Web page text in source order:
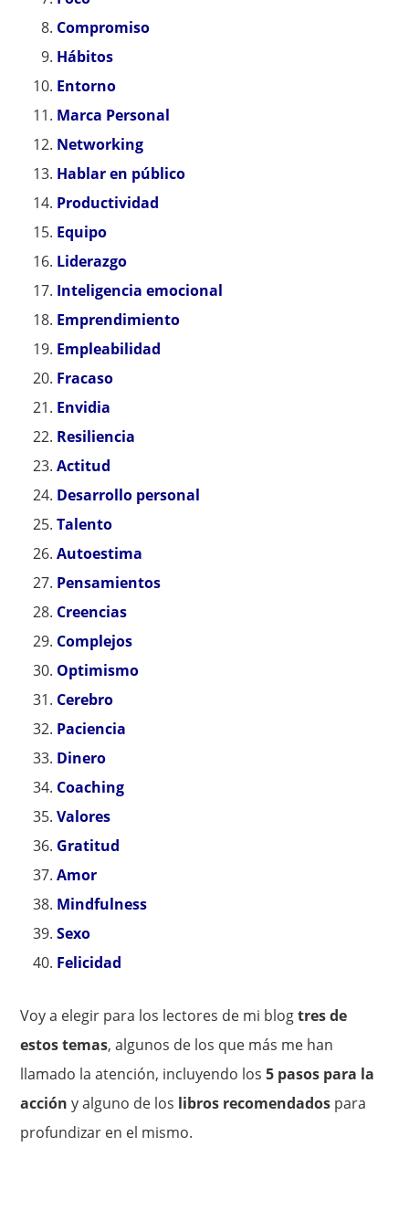
Compromiso
Hábitos
Entorno
Marca Personal
Networking
Hablar en público
Productividad
Equipo
Liderazgo
Inteligencia emocional
Emprendimiento
Empleabilidad
Fracaso
Envidia
Resiliencia
Actitud
Desarrollo personal
Talento
Autoestima
Pensamientos
Creencias
Complejos
Optimismo
Cerebro
Paciencia
Dinero
Coaching
Valores
Gratitud
Amor
Mindfulness
Sexo
Felicidad
Voy a elegir para los lectores de mi blogtres de
estos temas, algunos de los que más me han
llamado la atención, incluyendo los5 pasos para la
acción y alguno de los libros recomendados para
profundizar en el mismo.